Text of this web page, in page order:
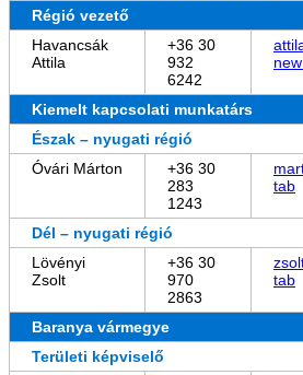
Régió vezető
Havancsák
Attila
+36 30
932
6242
Kiemelt kapcsolati munkatárs
Észak – nyugati régió
Óvári Márton
+36 30
283
1243
tab
Dél – nyugati régió
Lövényi
Zsolt
+36 30
970
2863
tab
Baranya vármegye
Területi képviselő